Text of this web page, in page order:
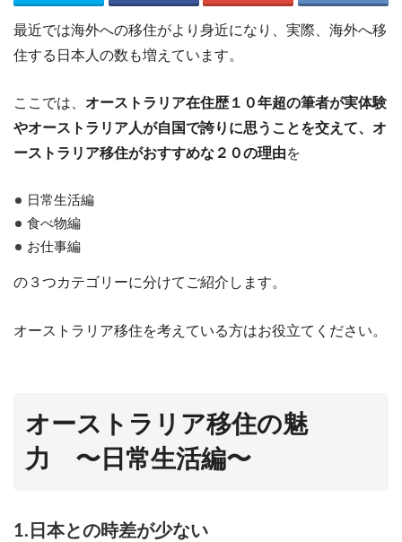
最近では海外への移住がより身近になり、実際、海外へ移
住する日本人の数も増えています。
ここでは、 オーストラリア在住歴１０年超の筆者が実体験
やオーストラリア人が自国で誇りに思うことを交えて、オ
ーストラリア移住がおすすめな２０の理由を
日常生活編
食べ物編
お仕事編
の３つカテゴリーに分けてご紹介します。
オーストラリア移住を考えている方はお役立てください。
オーストラリア移住の魅
力 〜日常生活編〜
1.日本との時差が少ない